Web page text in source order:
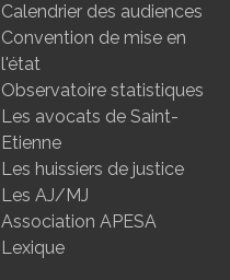
Calendrier des audiences
Convention de mise en
l'état
Observatoire statistiques
Les avocats de Saint-
Etienne
Les huissiers de justice
Les AJ/MJ
Association APESA
Lexique